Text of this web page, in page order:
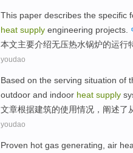
This paper describes the specific
heat supply engineering projects
本文主要介绍无压热水锅炉的运行
youdao
Based on the serving situation of
outdoor and indoor heat supply
文章根据建筑的使用情况 ， 阐述了
youdao
Proven hot gas generating air